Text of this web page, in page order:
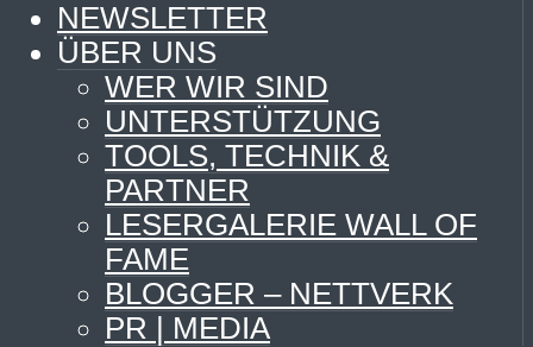
NEWSLETTER
ÜBER UNS
WER WIR SIND
UNTERSTÜTZUNG
TOOLS, TECHNIK &
PARTNER
LESERGALERIE WALL OF
FAME
BLOGGER – NETTVERK
PR | MEDIA